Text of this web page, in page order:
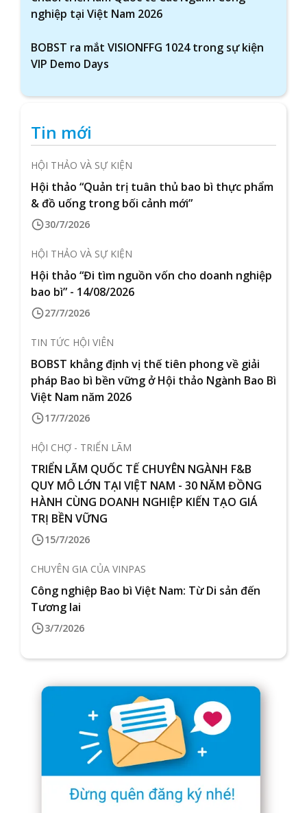
nghiệp tại Việt Nam 2026
BOBST ra mắt VISIONFFG 1024 trong sự kiện
VIP Demo Days
Tin mới
HỘI THẢO VÀ SỰ KIỆN
Hội thảo “Quản trị tuân thủ bao bì thực phẩm
& đồ uống trong bối cảnh mới”
30/7/2026
HỘI THẢO VÀ SỰ KIỆN
Hội thảo “Đi tìm nguồn vốn cho doanh nghiệp
bao bì” - 14/08/2026
27/7/2026
TIN TỨC HỘI VIÊN
BOBST khẳng định vị thế tiên phong về giải
pháp Bao bì bền vững ở Hội thảo Ngành Bao Bì
Việt Nam năm 2026
17/7/2026
HỘI CHỢ - TRIỂN LÃM
TRIỂN LÃM QUỐC TẾ CHUYÊN NGÀNH F&B
QUY MÔ LỚN TẠI VIỆT NAM - 30 NĂM ĐỒNG
HÀNH CÙNG DOANH NGHIỆP KIẾN TẠO GIÁ
TRỊ BỀN VỮNG
15/7/2026
CHUYÊN GIA CỦA VINPAS
Công nghiệp Bao bì Việt Nam: Từ Di sản đến
Tương lai
3/7/2026